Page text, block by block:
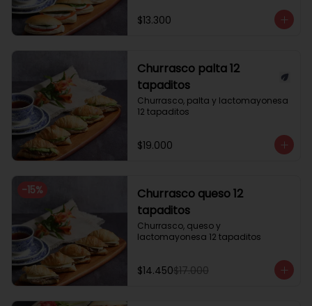
$13.300
Churrasco palta 12
tapaditos
Churrasco, palta y lactomayonesa
12 tapaditos
$19.000
-15%
Churrasco queso 12
tapaditos
Churrasco, queso y
lactomayonesa 12 tapaditos
$14.450$17.000